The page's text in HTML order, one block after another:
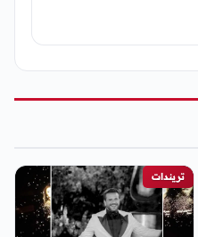
تريندات